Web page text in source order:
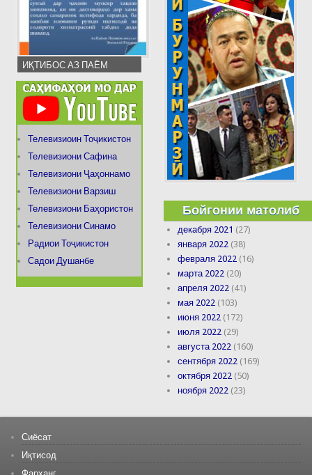
ИҚТИБОС АЗ ПАЁМ
Телевизиоин Тоҷикистон
Телевизиони Сафина
Телевизиони Ҷаҳоннамо
Телевизиони Варзиш
Телевизиони Баҳористон
Телевизиони Синамо
Радиои Тоҷикистон
Садои Душанбе
Бойгонии матолиб
декабря 2021 (27)
января 2022 (38)
февраля 2022 (16)
марта 2022 (20)
апреля 2022 (41)
мая 2022 (103)
июня 2022 (172)
июля 2022 (29)
августа 2022 (160)
сентября 2022 (169)
октября 2022 (50)
ноября 2022 (23)
Сиёсат
Иқтисод